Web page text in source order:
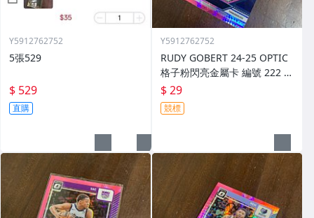
Y5912762752
5張529
$ 529
直購
Y5912762752
RUDY GOBERT 24-25 OPTIC
格子粉閃亮金屬卡 編號 222 前
後圖
$ 29
競標